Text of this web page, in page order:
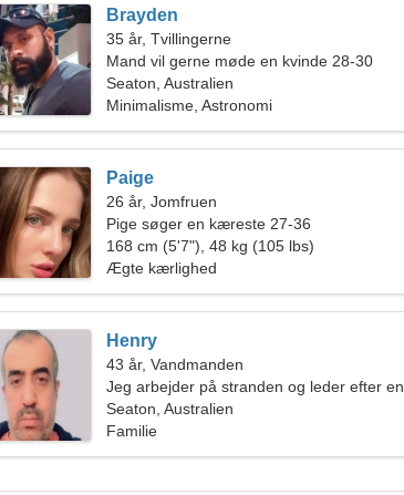
Brayden
35 år, Tvillingerne
Mand vil gerne møde en kvinde 28-30
Seaton, Australien
Minimalisme, Astronomi
Paige
26 år, Jomfruen
Pige søger en kæreste 27-36
168 cm (5'7"), 48 kg (105 lbs)
Ægte kærlighed
Henry
43 år, Vandmanden
Jeg arbejder på stranden og leder efter en
fantastisk kvinde
Seaton, Australien
Familie